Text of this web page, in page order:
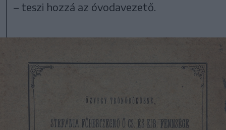
– teszi hozzá az óvodavezető.